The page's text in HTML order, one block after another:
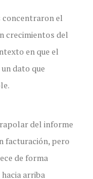
concentraron el
crecimientos del
en que el
dato que
del informe
facturación, pero
de forma
arriba